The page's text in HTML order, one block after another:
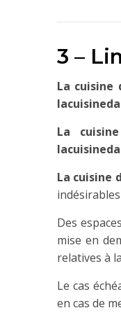
3 –
La cuisine
La
La cuisine
Des
mise en
relatives à
Le cas
en cas de